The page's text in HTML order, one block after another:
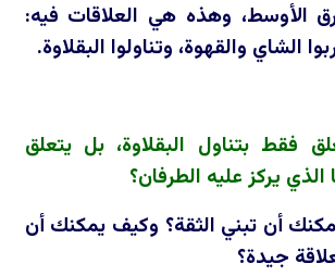
الأوسط، وهذه هي العلاقات فيه:
الشاي والقهوة، وتناولوا البقلاوة.
فقط بتناول البقلاوة، بل يتعلق
الذي يركز عليه الطرفان؟
أن تبني الثقة؟ وكيف يمكنك أن
جيدة؟